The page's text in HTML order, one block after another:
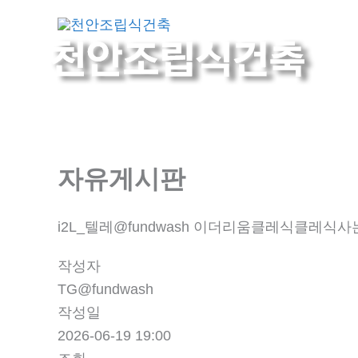
자유게시판
i2L_텔레@fundwash 이더리움클레식클레식사
작성자
TG@fundwash
작성일
2026-06-19 19:00